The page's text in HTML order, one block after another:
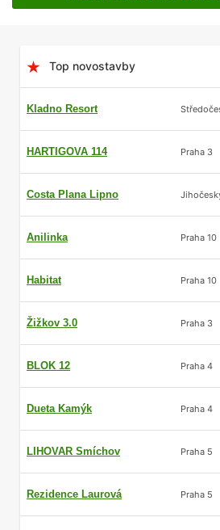
Top novostavby
Kladno Resort
HARTIGOVA 114 Praha 3
Costa Plana Lipno
Anilinka Praha 10
Habitat Praha 10
Žižkov 3.0 Praha 3
BLOK 12 Praha 4
Dueta Kamýk Praha 4
LIHOVAR Smíchov Praha 5
Rezidence Laurová Praha 5